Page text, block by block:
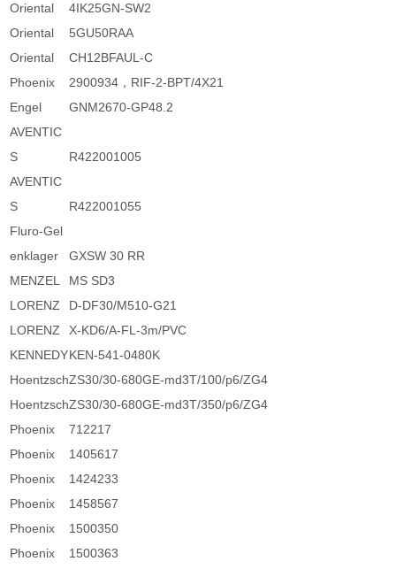
Oriental
4IK25GN-SW2
Oriental
5GU50RAA
Oriental
CH12BFAUL-C
Phoenix
2900934，RIF-2-BPT/4X21
Engel
GNM2670-GP48.2
AVENTIC
S
R422001005
AVENTIC
S
R422001055
Fluro-Gel
enklager
GXSW 30 RR
MENZEL
MS SD3
LORENZ
D-DF30/M510-G21
LORENZ
X-KD6/A-FL-3m/PVC
KENNEDYKEN-541-0480K
HoentzschZS30/30-680GE-md3T/100/p6/ZG4
HoentzschZS30/30-680GE-md3T/350/p6/ZG4
Phoenix
712217
Phoenix
1405617
Phoenix
1424233
Phoenix
1458567
Phoenix
1500350
Phoenix
1500363